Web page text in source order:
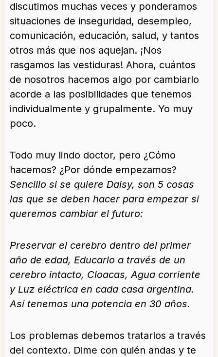
discutimos muchas veces y ponderamos
situaciones de inseguridad, desempleo,
comunicación, educación, salud, y tantos
otros más que nos aquejan. ¡Nos
rasgamos las vestiduras! Ahora, cuántos
de nosotros hacemos algo por cambiarlo
acorde a las posibilidades que tenemos
individualmente y grupalmente. Yo muy
poco.
Todo muy lindo doctor, pero ¿Cómo
hacemos? ¿Por dónde empezamos?
Sencillo si se quiere Daisy, son 5 cosas
las que se deben hacer para empezar si
queremos cambiar el futuro:
Preservar el cerebro dentro del primer
año de edad, Educarlo a través de un
cerebro intacto, Cloacas, Agua corriente
y Luz eléctrica en cada casa argentina.
Así tenemos una potencia en 30 años.
Los problemas debemos tratarlos a través
del contexto. Dime con quién andas y te